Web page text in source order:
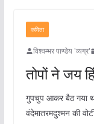
कविता
विश्वम्भर पाण्डेय 'व्यग्र'
तोपों ने जय
गुपचुप आकर बैठ गया
वंदेमातरमदुश्मन की